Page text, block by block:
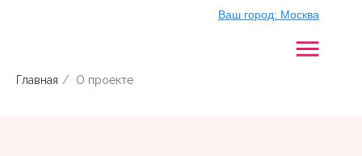
Ваш город: Москва
Главная / О проекте